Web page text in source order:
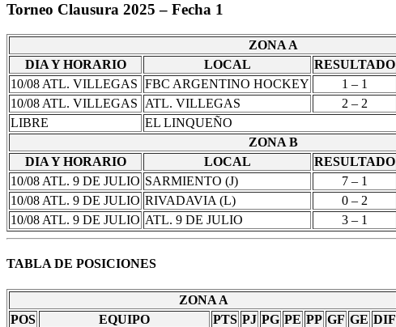
Torneo Clausura 2025 – Fecha 1
ZONA A
DIA Y HORARIO
LOCAL RESULTADO
10/08 ATL. VILLEGAS FBC ARGENTINO HOCKEY 1 – 1
10/08 ATL. VILLEGAS
ATL. VILLEGAS 2 – 2
LIBRE
EL LINQUEÑO
ZONA B
DIA Y HORARIO
LOCAL RESULTADO
10/08 ATL. 9 DE JULIO SARMIENTO (J) 7 – 1
10/08 ATL. 9 DE JULIO RIVADAVIA (L) 0 – 2
10/08 ATL. 9 DE JULIO ATL. 9 DE JULIO 3 – 1
TABLA DE POSICIONES
ZONA A
POS
EQUIPO PTS PJ PG PE PP GF GE DIF